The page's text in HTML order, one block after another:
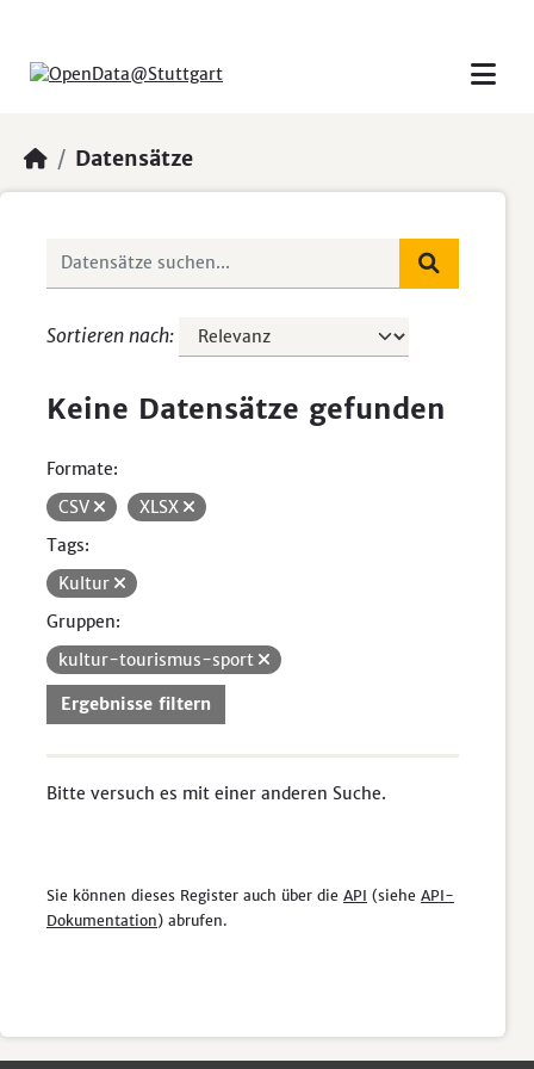
Datensätze
Sortieren nach
Keine Datensätze gefunden
Formate:
CSV
XLSX
Tags:
Kultur
Gruppen:
kultur-tourismus-sport
Ergebnisse filtern
Bitte versuch es mit einer anderen Suche.
Sie können dieses Register auch über die API (siehe API-
Dokumentation) abrufen.